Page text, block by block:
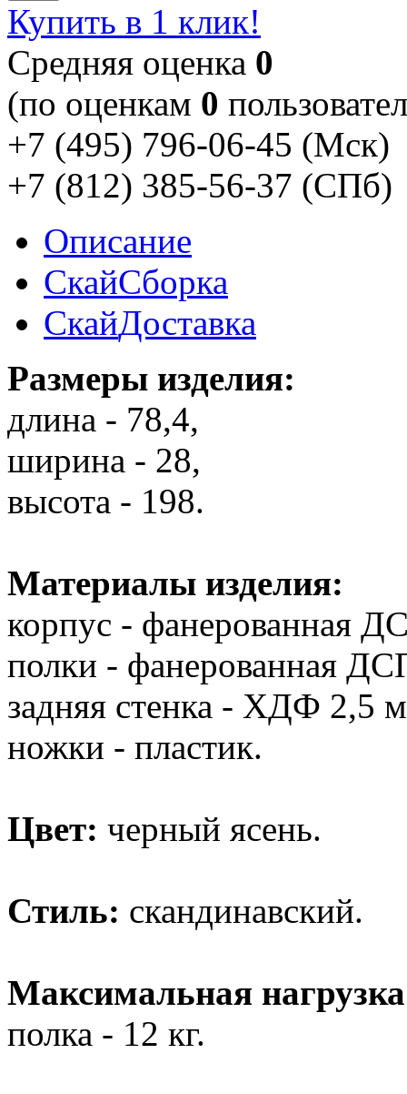
Купить в 1 клик!
Cредняя оценка 0
(по оценкам 0
+7 (495) 796-06-45 (Мск)
+7 (812) 385-56-37 (СПб)
Описание
СкайСборка
СкайДоставка
Размеры изделия:
длина - 78,4,
ширина - 28,
высота - 198.
Материалы изделия:
корпус - фанерованная
полки - фанерованная
задняя стенка - ХДФ 2,5
ножки - пластик.
Цвет: черный ясень.
Стиль: скандинавский.
Максимальная
полка - 12 кг.